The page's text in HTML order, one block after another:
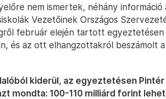
nem ismertek, néhány információ
Vezetőinek Országos
február elején tartott egyeztetésen
és az ott elhangzottakról beszámolt a
kiderül, az egyeztetésen Pintér
mondta: 100-110 milliárd forint